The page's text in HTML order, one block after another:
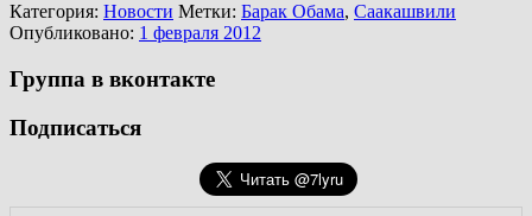
Категория: Новости Метки: Барак Обама, Саакашвили
Опубликовано: 1 февраля 2012
Группа в вконтакте
Подписаться